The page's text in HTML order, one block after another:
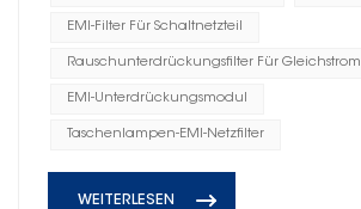
EMI-Filter Für Schaltnetzteil
Rauschunterdrückungsfilter Für Gleichstrom
EMI-Unterdrückungsmodul
Taschenlampen-EMI-Netzfilter
WEITERLESEN